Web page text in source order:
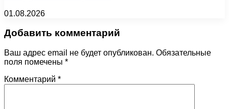
01.08.2026
Добавить комментарий
Ваш адрес email не будет опубликован. Обязательные
поля помечены *
Комментарий *